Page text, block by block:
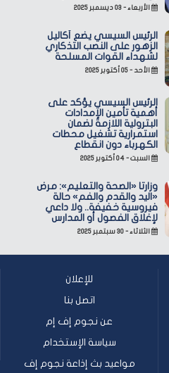
الأربعاء - ٠٣ ديسمبر ٢٠٢٥
الرئيس السيسي يضع أكاليل
الزهور على النصب التذكاري
لشهداء القوات المسلحة
الأحد - ٠٥ أكتوبر ٢٠٢٥
الرئيس السيسي يؤكد على
أهمية تأمين الإمدادات
البترولية اللازمة لضمان
استمرارية تشغيل محطات
الكهرباء دون انقطاع
السبت - ٠٤ أكتوبر ٢٠٢٥
وزارتا «الصحة والتعليم»: مرض
«اليد والقدم والفم» حالة
فيروسية خفيفة.. ولا داعي
لإغلاق الفصول أو المدارس
الثلاثاء - ٣٠ سبتمبر ٢٠٢٥
للإعلان
اتصل بنا
عن نجوم إف إم
سياسة الإستخدام
مواعيد بث إذاعة نجوم إف